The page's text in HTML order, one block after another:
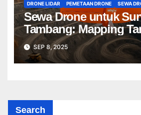
DRONE LIDAR PEMETAAN DRONE SEWA
Sewa Drone untuk
Tambang: Mapping
Profesional Lebih
SEP 8, 2025
Search